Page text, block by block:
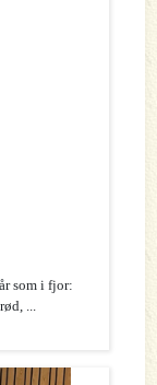
som i fjor:
...